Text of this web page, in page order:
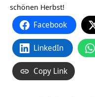
schönen Herbst!
Facebook
LinkedIn
Copy Link